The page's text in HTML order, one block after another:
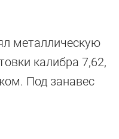
металлическую
калибра 7,62,
Под занавес